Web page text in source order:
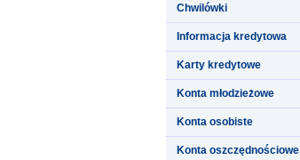
Chwilówki
Informacja kredytowa
Karty kredytowe
Konta młodzieżowe
Konta osobiste
Konta oszczędnościowe